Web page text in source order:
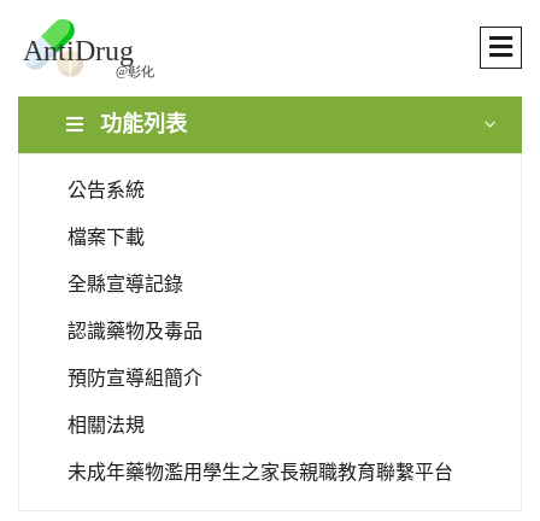
功能列表
公告系統
檔案下載
全縣宣導記錄
認識藥物及毒品
預防宣導組簡介
相關法規
未成年藥物濫用學生之家長親職教育聯繫平台